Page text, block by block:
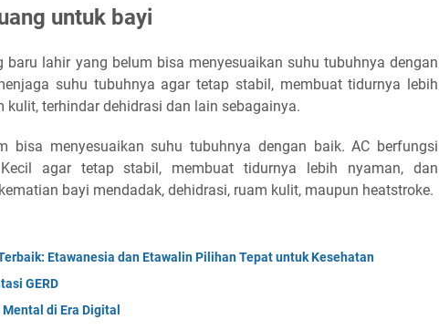
untuk bayi
baru lahir yang belum bisa menyesuaikan suhu tubuhnya dengan
suhu tubuhnya agar tetap stabil, membuat tidurnya lebih
kulit, terhindar dehidrasi dan lain sebagainya.
bisa menyesuaikan suhu tubuhnya dengan baik. AC berfungsi
agar tetap stabil, membuat tidurnya lebih nyaman, dan
bayi mendadak, dehidrasi, ruam kulit, maupun heatstroke.
Etawanesia dan Etawalin Pilihan Tepat untuk Kesehatan
GERD
di Era Digital